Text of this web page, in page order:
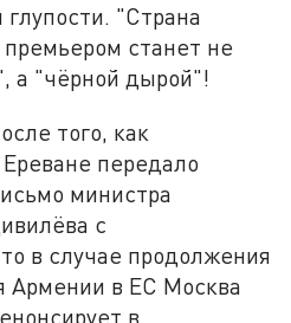
"Страна
станет не
а "чёрной дырой"!
того, как
передало
министра
с
в случае продолжения
Армении в ЕС Москва
в